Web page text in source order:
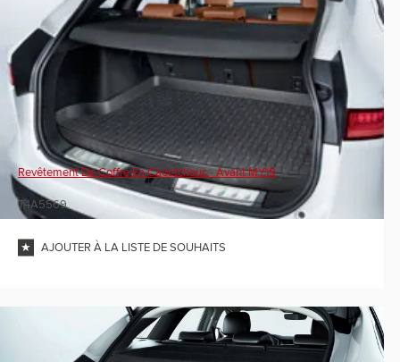
Revêtement De Coffre En Caoutchouc - Avant MY19
T4A5569
AJOUTER À LA LISTE DE SOUHAITS